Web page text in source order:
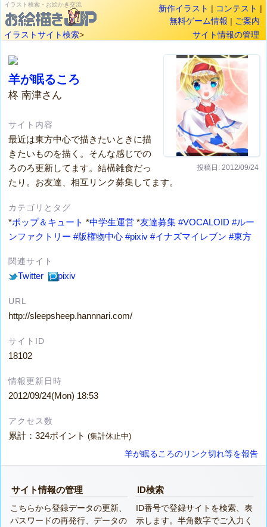
イラスト検索・お絵かき交流 新作イラスト | コンテスト |
無料ゲーム情報 | ご案内
イラストサイト検索> サイト情報の管理
投稿日: 2012/09/24
羊が眠るころ
柊 南津さん
サイト内容
最近は東方中心で描きたいときに描
きたいものを描く。そんな感じでの
ろのろ更新してます。結構雑食だっ
たり。お友達、相互リンク募集してます。
カテゴリとタグ
*ポップ＆キュート *中学生運営 *友達募集 #VOCALOID #ルー
ンファクトリー #版権物中心 #pixiv #イナズマイレブン #東方
関連サイト
Twitter pixiv
URL
http://sleepsheep.hannnari.com/
サイトID
18102
情報更新日時
2012/09/24(Mon) 18:53
アクセス数
累計：324ポイント(集計休止中)
羊が眠るころのリンク切れ等を報告
サイト情報の管理
こちらから登録データの更新、
パスワードの再発行、データの
ID検索
ID番号で登録サイトを検索、表
示します。半角数字でご入力く